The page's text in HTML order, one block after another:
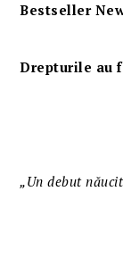
Bestseller
Drepturile au
„Un debut